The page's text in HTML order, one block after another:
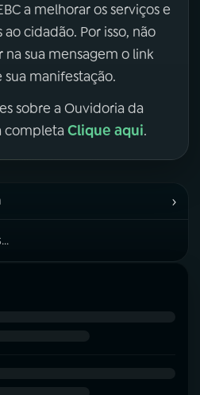
a melhorar os serviços e
cidadão. Por isso, não
sua mensagem o link
manifestação.
sobre a Ouvidoria da
completa Clique aqui.
›